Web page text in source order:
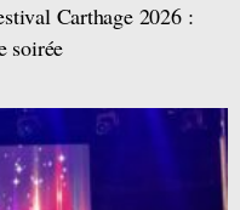
Carthage 2026 :
soirée